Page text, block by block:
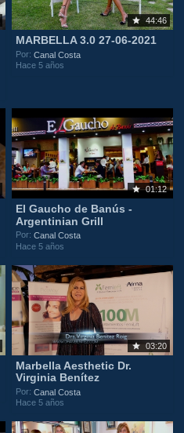
44:46
MARBELLA 3.0 27-06-2021
Por:Canal Costa
Hace 5 años
01:12
El Gaucho de Banús -
Argentinian Grill
Por:Canal Costa
Hace 5 años
03:20
Marbella Aesthetic Dr.
Virginia Benítez
Por:Canal Costa
Hace 5 años